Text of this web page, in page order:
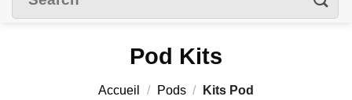
Pod Kits
Accueil / Pods / Kits Pod